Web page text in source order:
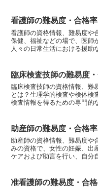
看護師の難易度・合格
看護師の資格情報、難易度や
保健、福祉などの場で、医師
人々の日常生活における援助
臨床検査技師の難易度
臨床検査技師の資格情報、難
とは？生理学的検査や検体検
検査情報を得るための専門的
助産師の難易度・合格
助産師の資格情報、難易度や
みの資格で、女性の妊娠、出
ケアおよび助言を行い、自分
准看護師の難易度・合